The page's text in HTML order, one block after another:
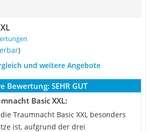
)
und weitere Angebote
Bewertung: SEHR GUT
Basic XXL:
Traumnacht Basic XXL besonders
ist, aufgrund der drei